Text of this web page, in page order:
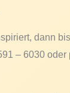
dann
– 6030